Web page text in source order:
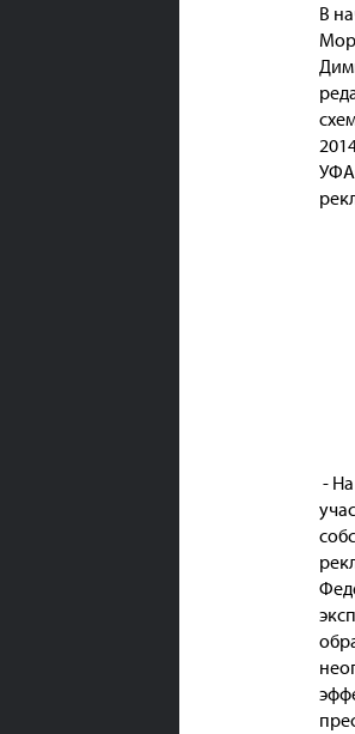
В
-